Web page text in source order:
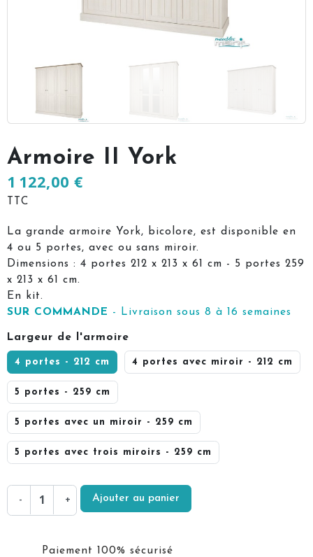
Armoire II York
1 122,00 €
TTC
La grande armoire York, bicolore, est disponible en
4 ou 5 portes, avec ou sans miroir.
Dimensions : 4 portes 212 x 213 x 61 cm - 5 portes 259
x 213 x 61 cm.
En kit.
SUR COMMANDE - Livraison sous 8 à 16 semaines
Largeur de l'armoire
4 portes - 212 cm 4 portes avec miroir - 212 cm
5 portes - 259 cm
5 portes avec un miroir - 259 cm
5 portes avec trois miroirs - 259 cm
- + Ajouter au panier
Paiement 100% sécurisé